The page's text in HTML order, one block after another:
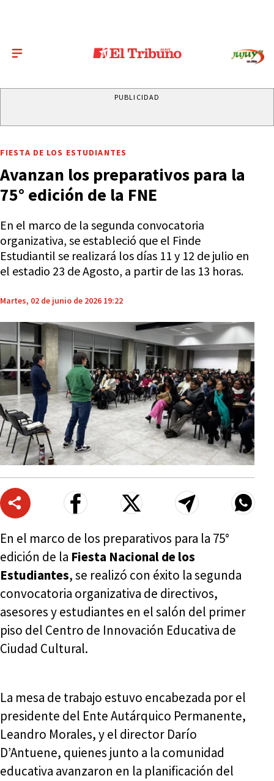
PUBLICIDAD
FIESTA DE LOS ESTUDIANTES
Avanzan los preparativos para la
75° edición de la FNE
En el marco de la segunda convocatoria
organizativa, se estableció que el Finde
Estudiantil se realizará los días 11 y 12 de julio en
el estadio 23 de Agosto, a partir de las 13 horas.
Martes, 02 de junio de 2026 19:22
En el marco de los preparativos para la 75°
edición de la Fiesta Nacional de los
Estudiantes, se realizó con éxito la segunda
convocatoria organizativa de directivos,
asesores y estudiantes en el salón del primer
piso del Centro de Innovación Educativa de
Ciudad Cultural.
La mesa de trabajo estuvo encabezada por el
presidente del Ente Autárquico Permanente,
Leandro Morales, y el director Darío
D’Antuene, quienes junto a la comunidad
educativa avanzaron en la planificación del